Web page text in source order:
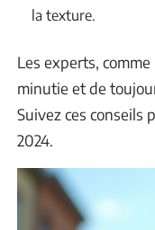
la texture.
Les experts,
minutie et de
Suivez ces
2024.